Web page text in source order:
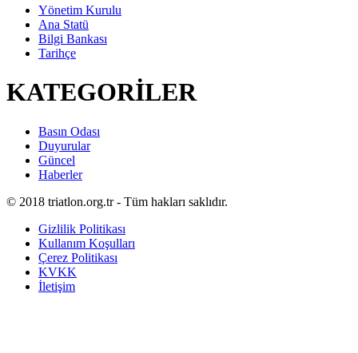
Yönetim Kurulu
Ana Statü
Bilgi Bankası
Tarihçe
KATEGORİLER
Basın Odası
Duyurular
Güncel
Haberler
© 2018 triatlon.org.tr - Tüm hakları saklıdır.
Gizlilik Politikası
Kullanım Koşulları
Çerez Politikası
KVKK
İletişim